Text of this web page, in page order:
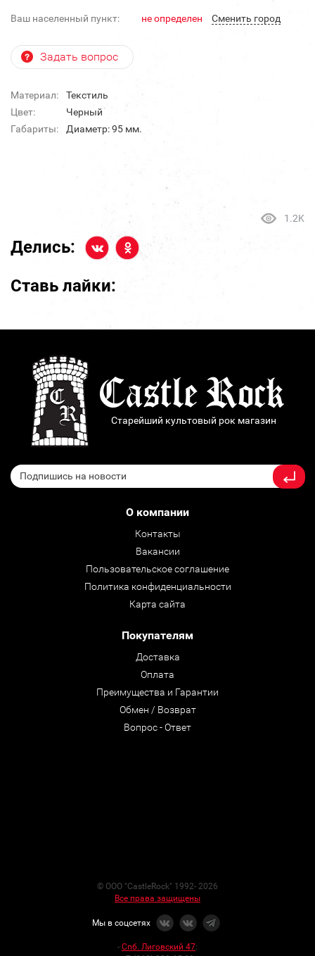
Ваш населенный пункт: не определен Cменить город
Задать вопрос
Материал:
Текстиль
Цвет:
Черный
Габариты:
Диаметр: 95 мм.
1.2K
Делись:
Ставь лайки:
Старейший культовый рок магазин
О компании
Контакты
Вакансии
Пользовательское соглашение
Политика конфиденциальности
Карта сайта
Покупателям
Доставка
Оплата
Преимущества и Гарантии
Обмен / Возврат
Вопрос - Ответ
© ООО "CastleRock" 1992- 2026
Все права защищены
Мы в соцсетях
- Спб. Лиговский 47: